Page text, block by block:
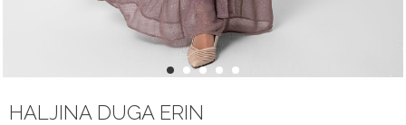
1 2 3 4 5
HALJINA DUGA ERIN